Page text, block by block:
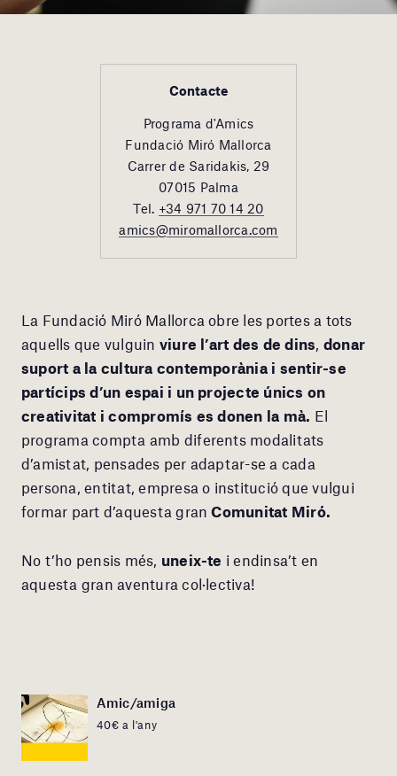
Contacte
Programa d'Amics
Fundació Miró Mallorca
Carrer de Saridakis, 29
07015 Palma
Tel. +34 971 70 14 20
amics@miromallorca.com
La Fundació Miró Mallorca obre les portes a tots
aquells que vulguin viure l’art des de dins, donar
suport a la cultura contemporània i sentir-se
partícips d’un espai i un projecte únics on
creativitat i compromís es donen la mà. El
programa compta amb diferents modalitats
d’amistat, pensades per adaptar-se a cada
persona, entitat, empresa o institució que vulgui
formar part d’aquesta granComunitat Miró.
No t’ho pensis més, uneix-te i endinsa’t en
aquesta gran aventura col·lectiva!
Amic/amiga
40€ a l'any